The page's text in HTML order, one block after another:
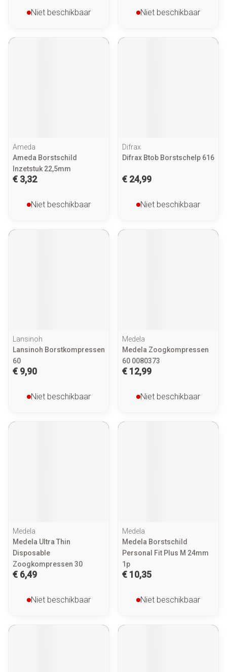
Niet beschikbaar Niet beschikbaar
Ameda
Ameda Borstschild
Inzetstuk 22,5mm
€ 3,32
Niet beschikbaar
Difrax
Difrax Btob Borstschelp 616
€ 24,99
Niet beschikbaar
Lansinoh
Lansinoh Borstkompressen
60
€ 9,90
Niet beschikbaar
Medela
Medela Zoogkompressen
60 0080373
€ 12,99
Niet beschikbaar
Medela
Medela Ultra Thin
Disposable
Zoogkompressen 30
€ 6,49
Niet beschikbaar
Medela
Medela Borstschild
Personal Fit Plus M 24mm
1p
€ 10,35
Niet beschikbaar